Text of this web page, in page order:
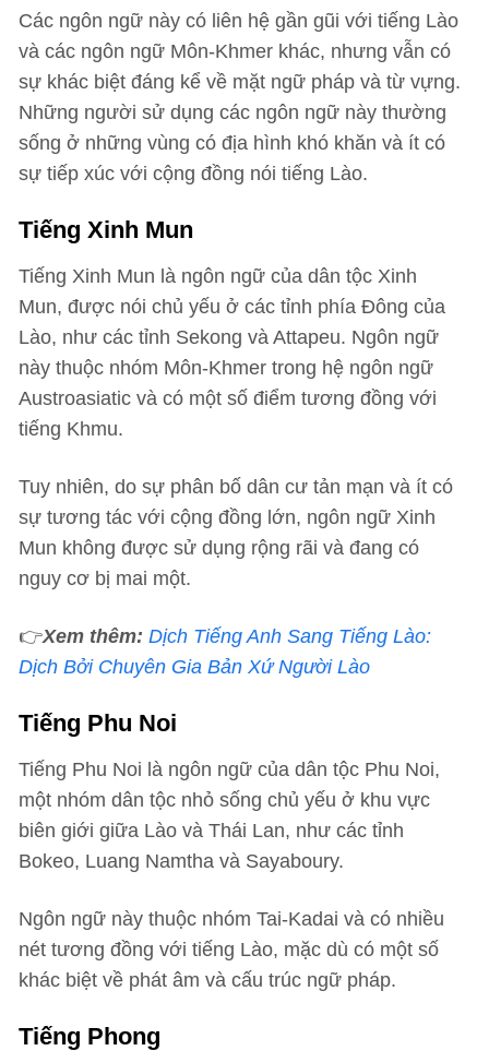
Các ngôn ngữ này có liên hệ gần gũi với tiếng Lào
và các ngôn ngữ Môn-Khmer khác, nhưng vẫn có
sự khác biệt đáng kể về mặt ngữ pháp và từ vựng.
Những người sử dụng các ngôn ngữ này thường
sống ở những vùng có địa hình khó khăn và ít có
sự tiếp xúc với cộng đồng nói tiếng Lào.
Tiếng Xinh Mun
Tiếng Xinh Mun là ngôn ngữ của dân tộc Xinh
Mun, được nói chủ yếu ở các tỉnh phía Đông của
Lào, như các tỉnh Sekong và Attapeu. Ngôn ngữ
này thuộc nhóm Môn-Khmer trong hệ ngôn ngữ
Austroasiatic và có một số điểm tương đồng với
tiếng Khmu.
Tuy nhiên, do sự phân bố dân cư tản mạn và ít có
sự tương tác với cộng đồng lớn, ngôn ngữ Xinh
Mun không được sử dụng rộng rãi và đang có
nguy cơ bị mai một.
👉Xem thêm: Dịch Tiếng Anh Sang Tiếng Lào:
Dịch Bởi Chuyên Gia Bản Xứ Người Lào
Tiếng Phu Noi
Tiếng Phu Noi là ngôn ngữ của dân tộc Phu Noi,
một nhóm dân tộc nhỏ sống chủ yếu ở khu vực
biên giới giữa Lào và Thái Lan, như các tỉnh
Bokeo, Luang Namtha và Sayaboury.
Ngôn ngữ này thuộc nhóm Tai-Kadai và có nhiều
nét tương đồng với tiếng Lào, mặc dù có một số
khác biệt về phát âm và cấu trúc ngữ pháp.
Tiếng Phong